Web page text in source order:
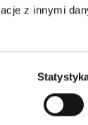
z innymi
grupę
grywalizacji.
, ale i systemu